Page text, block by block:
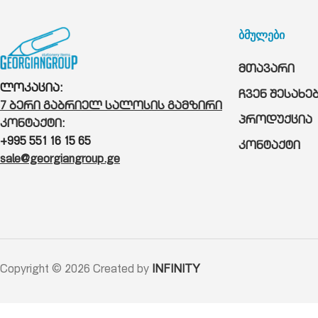
ლოკაცია:
7 ბერი გაბრიელ სალოსის გამზირი
კონტაქტი:
+995 551 16 15 65
sale@georgiangroup.ge
ბმულები
მთავარი
ჩვენ
პროდუქცია
კონტაქტი
Copyright © 2026 Created by INFINITY